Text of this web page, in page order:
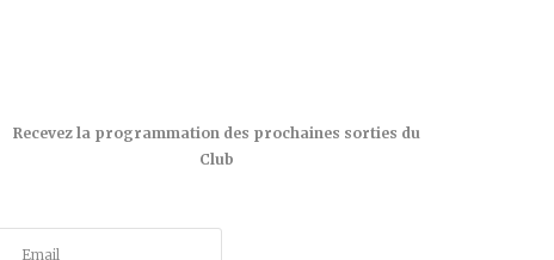
Recevez la programmation des prochaines sorties du
Club